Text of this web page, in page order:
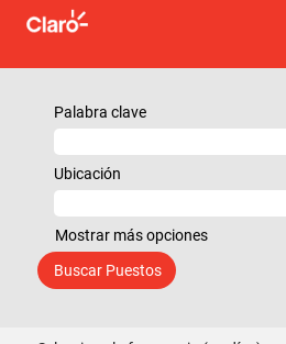
Palabra clave
Ubicación
Mostrar más opciones